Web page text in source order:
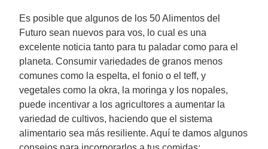
Es posible que algunos de los 50 Alimentos del
Futuro sean nuevos para vos, lo cual es una
excelente noticia tanto para tu paladar como para el
planeta. Consumir variedades de granos menos
comunes como la espelta, el fonio o el teff, y
vegetales como la okra, la moringa y los nopales,
puede incentivar a los agricultores a aumentar la
variedad de cultivos, haciendo que el sistema
alimentario sea más resiliente. Aquí te damos algunos